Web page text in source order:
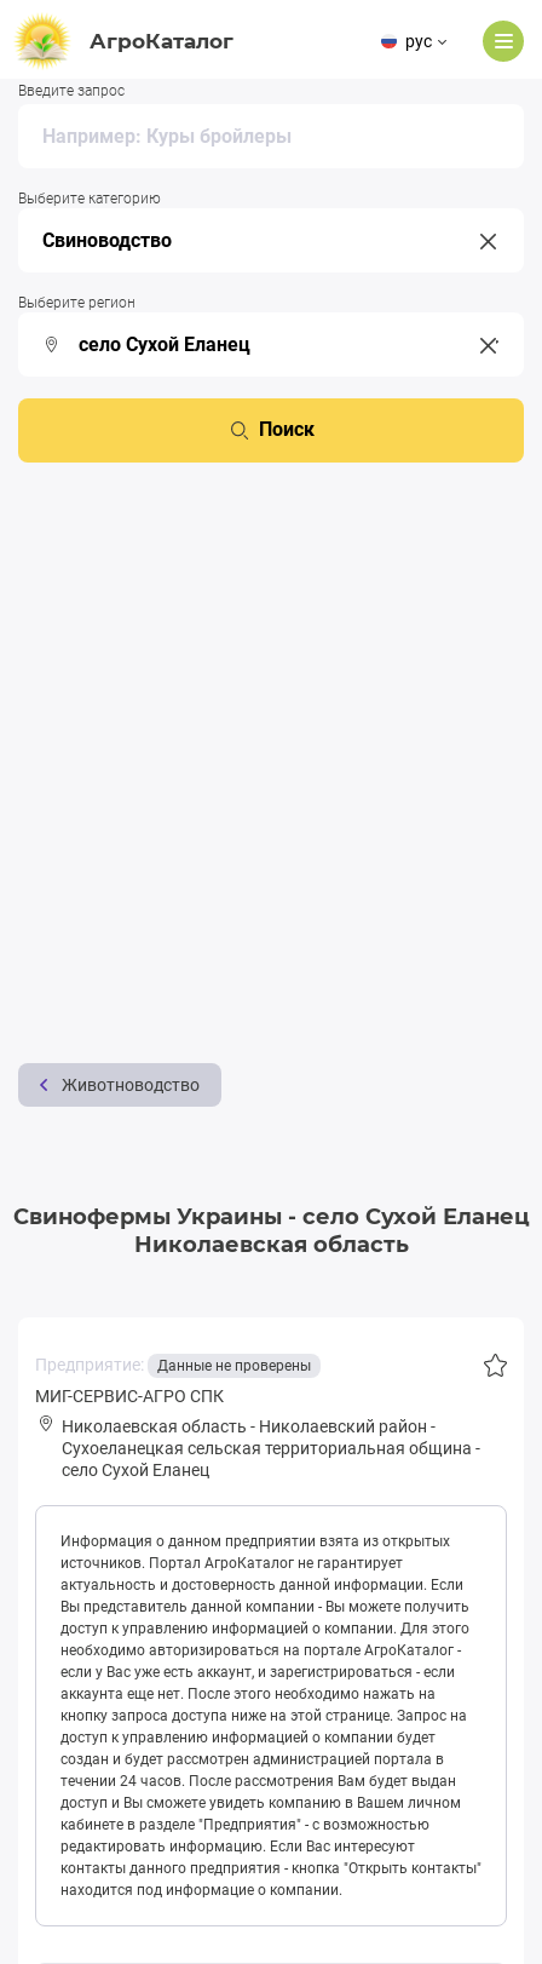
АгроКаталог рус
Введите запрос
Выберите категорию
Выберите регион
Поиск
Животноводство
Свинофермы Украины - село Сухой Еланец
Николаевская область
Предприятие: Данные не проверены
МИГ-СЕРВИС-АГРО СПК
Николаевская область - Николаевский район -
Сухoелaнeцкая сельская территориальная община -
село Сухой Еланец
Информация о данном предприятии взята из открытых
источников. Портал АгроКаталог не гарантирует
актуальность и достоверность данной информации. Если
Вы представитель данной компании - Вы можете получить
доступ к управлению информацией о компании. Для этого
необходимо авторизироваться на портале АгроКаталог -
если у Вас уже есть аккаунт, и зарегистрироваться - если
аккаунта еще нет. После этого необходимо нажать на
кнопку запроса доступа ниже на этой странице. Запрос на
доступ к управлению информацией о компании будет
создан и будет рассмотрен администрацией портала в
течении 24 часов. После рассмотрения Вам будет выдан
доступ и Вы сможете увидеть компанию в Вашем личном
кабинете в разделе "Предприятия" - с возможностью
редактировать информацию. Если Вас интересуют
контакты данного предприятия - кнопка "Открыть контакты"
находится под информацие о компании.